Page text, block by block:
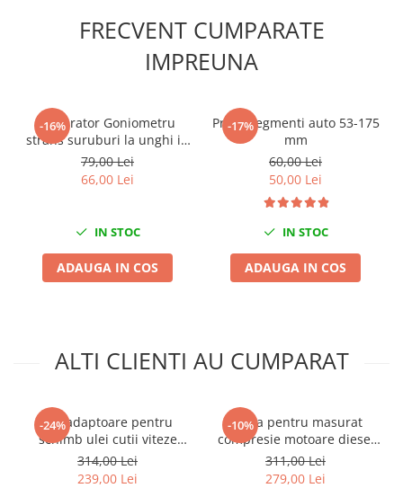
Citroen
Dacia
Lancia
Land Rover
Peugeot
Renault
FRECVENT CUMPARATE
IMPREUNA
-16%
Calibrator Goniometru
strans suruburi la unghi in
grade cu suport magnetic
79,00 Lei
66,00 Lei
IN STOC
ADAUGA IN COS
-17%
Presa segmenti auto 53-175
mm
60,00 Lei
50,00 Lei
IN STOC
ADAUGA IN COS
ALTI CLIENTI AU CUMPARAT
-24%
Set adaptoare pentru
schimb ulei cutii viteze
automate ATF 13 piese
314,00 Lei
239,00 Lei
-10%
Trusa pentru masurat
compresie motoare diesel
0-70 Bar 16 piese
311,00 Lei
279,00 Lei